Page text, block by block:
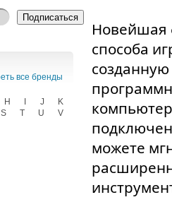
Подписаться
все бренды
H J
K
S T U
V
Новейшая
способа
можете